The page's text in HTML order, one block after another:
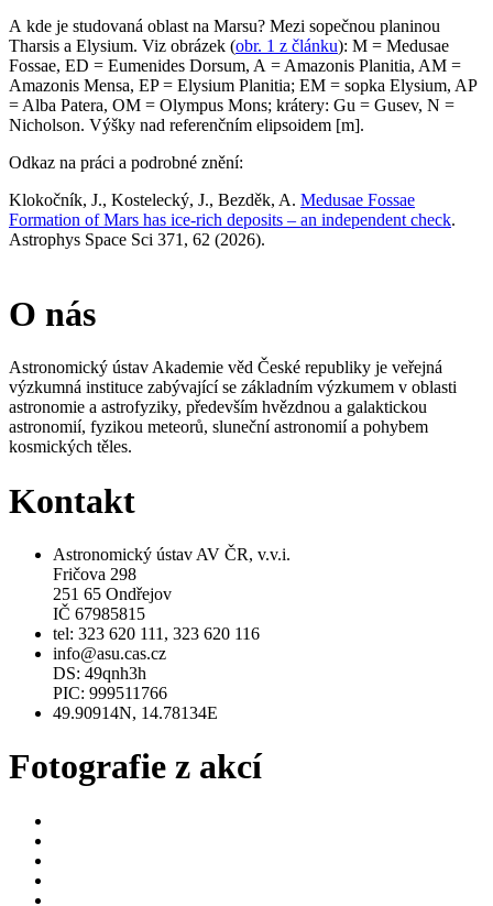
A kde je studovaná oblast na Marsu? Mezi sopečnou planinou
Tharsis a Elysium. Viz obrázek (obr. 1 z článku): M = Medusae
Fossae, ED = Eumenides Dorsum, A = Amazonis Planitia, AM =
Amazonis Mensa, EP = Elysium Planitia; EM = sopka Elysium, AP
= Alba Patera, OM = Olympus Mons; krátery: Gu = Gusev, N =
Nicholson. Výšky nad referenčním elipsoidem [m].
Odkaz na práci a podrobné znění:
Klokočník, J., Kostelecký, J., Bezděk, A. Medusae Fossae
Formation of Mars has ice-rich deposits – an independent check.
Astrophys Space Sci 371, 62 (2026).
O nás
Astronomický ústav Akademie věd České republiky je veřejná
výzkumná instituce zabývající se základním výzkumem v oblasti
astronomie a astrofyziky, především hvězdnou a galaktickou
astronomií, fyzikou meteorů, sluneční astronomií a pohybem
kosmických těles.
Kontakt
Astronomický ústav AV ČR, v.v.i.
Fričova 298
251 65 Ondřejov
IČ 67985815
tel: 323 620 111, 323 620 116
info@asu.cas.cz
DS: 49qnh3h
PIC: 999511766
49.90914N, 14.78134E
Fotografie z akcí